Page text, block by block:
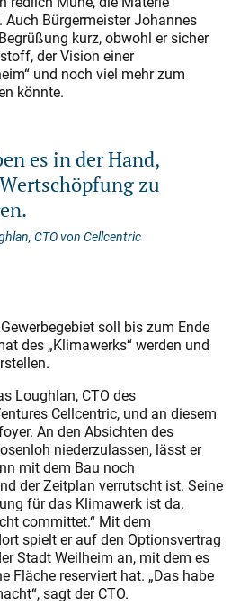
Bürgermeister Johannes
kurz, obwohl er sicher
der Vision einer
und noch viel mehr zum
könnte.
es in der Hand,
zu
CTO von Cellcentric
soll bis zum Ende
des „Klimawerks“ werden und
Loughlan, CTO des
Cellcentric, und an diesem
An den Absichten des
niederzulassen, lässt er
mit dem Bau noch
der Zeitplan verrutscht ist. Seine
für das Klimawerk ist da.
committet.“ Mit dem
spielt er auf den Optionsvertrag
Stadt Weilheim an, mit dem es
Fläche reserviert hat. „Das habe
sagt der CTO.